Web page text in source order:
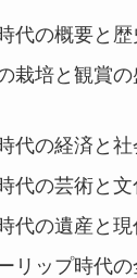
代の概要と
栽培と観賞
代の経済と
代の芸術と文
代の遺産と
リップ時代の